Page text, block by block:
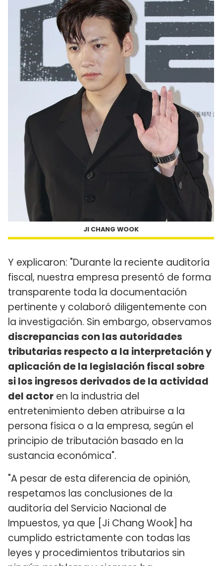
JI CHANG WOOK
Y explicaron: "Durante la reciente auditoría
fiscal, nuestra empresa presentó de forma
transparente toda la documentación
pertinente y colaboró ​​diligentemente con
la investigación. Sin embargo, observamos
discrepancias con las autoridades
tributarias respecto a la interpretación y
aplicación de la legislación fiscal sobre
si los ingresos derivados de la actividad
del actor en la industria del
entretenimiento deben atribuirse a la
persona física o a la empresa, según el
principio de tributación basado en la
sustancia económica".
"A pesar de esta diferencia de opinión,
respetamos las conclusiones de la
auditoría del Servicio Nacional de
Impuestos, ya que [Ji Chang Wook] ha
cumplido estrictamente con todas las
leyes y procedimientos tributarios sin